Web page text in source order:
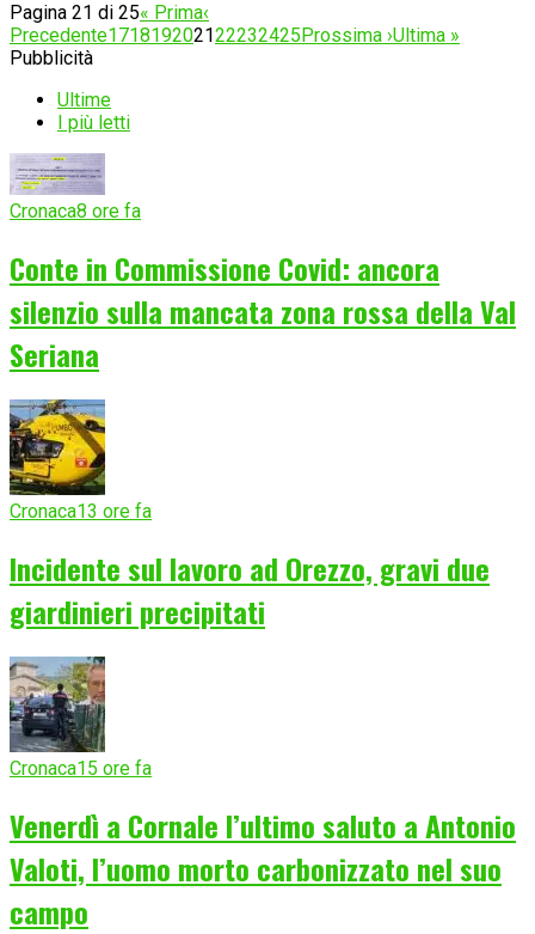
Pagina 21 di 25« Prima‹
Precedente171819202122232425 Prossima ›Ultima »
Pubblicità
Ultime
I più letti
Cronaca8 ore fa
Conte in Commissione Covid: ancora
silenzio sulla mancata zona rossa della Val
Seriana
Cronaca13 ore fa
Incidente sul lavoro ad Orezzo, gravi due
giardinieri precipitati
Cronaca15 ore fa
Venerdì a Cornale l’ultimo saluto a Antonio
Valoti, l’uomo morto carbonizzato nel suo
campo